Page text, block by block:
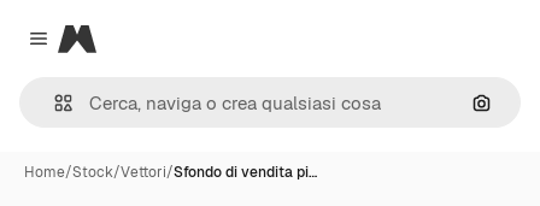
Close menu
Magnific
Cerca
Home/Stock/Vettori/Sfondo di vendita pi…